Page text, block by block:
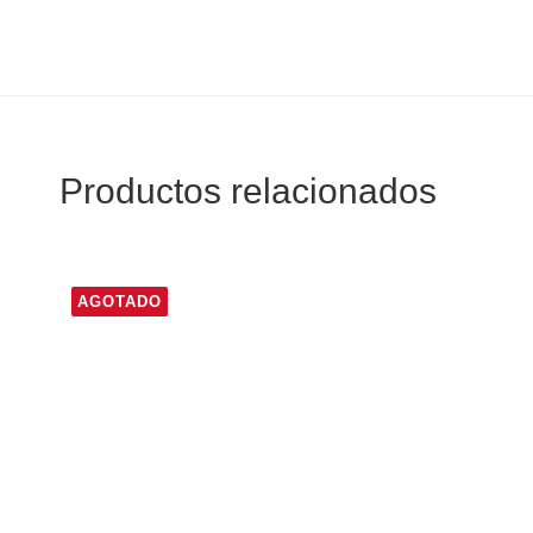
Productos relacionados
AGOTADO